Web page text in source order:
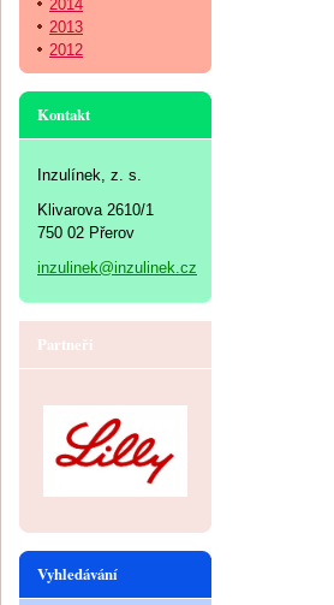
2014
2013
2012
Kontakt
Inzulínek, z. s.
Klivarova 2610/1
750 02 Přerov
inzulinek@inzulinek.cz
Partneři
Vyhledávání